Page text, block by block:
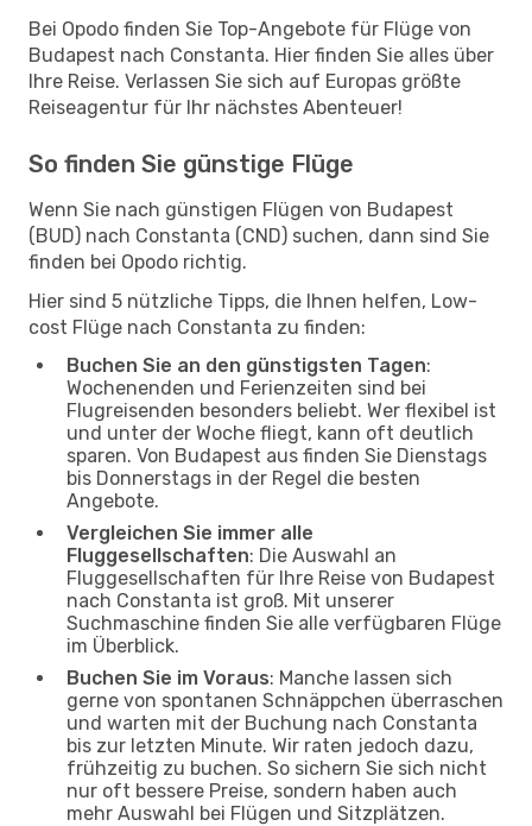
Bei Opodo finden Sie Top-Angebote für Flüge von
Budapest nach Constanta. Hier finden Sie alles über
Ihre Reise. Verlassen Sie sich auf Europas größte
Reiseagentur für Ihr nächstes Abenteuer!
So finden Sie günstige Flüge
Wenn Sie nach günstigen Flügen von Budapest
(BUD) nach Constanta (CND) suchen, dann sind Sie
finden bei Opodo richtig.
Hier sind 5 nützliche Tipps, die Ihnen helfen, Low-
cost Flüge nach Constanta zu finden:
Buchen Sie an den günstigsten Tagen:
Wochenenden und Ferienzeiten sind bei
Flugreisenden besonders beliebt. Wer flexibel ist
und unter der Woche fliegt, kann oft deutlich
sparen. Von Budapest aus finden Sie Dienstags
bis Donnerstags in der Regel die besten
Angebote.
Vergleichen Sie immer alle
Fluggesellschaften: Die Auswahl an
Fluggesellschaften für Ihre Reise von Budapest
nach Constanta ist groß. Mit unserer
Suchmaschine finden Sie alle verfügbaren Flüge
im Überblick.
Buchen Sie im Voraus: Manche lassen sich
gerne von spontanen Schnäppchen überraschen
und warten mit der Buchung nach Constanta
bis zur letzten Minute. Wir raten jedoch dazu,
frühzeitig zu buchen. So sichern Sie sich nicht
nur oft bessere Preise, sondern haben auch
mehr Auswahl bei Flügen und Sitzplätzen.